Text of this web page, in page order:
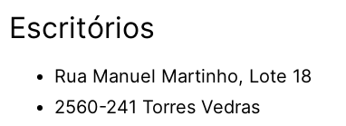
Escritórios
Rua Manuel Martinho, Lote 18
2560-241 Torres Vedras